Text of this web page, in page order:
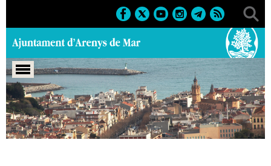
Portada > Marcs > 2007 > Culturals > Tardes infantils al
Lourdes 2007